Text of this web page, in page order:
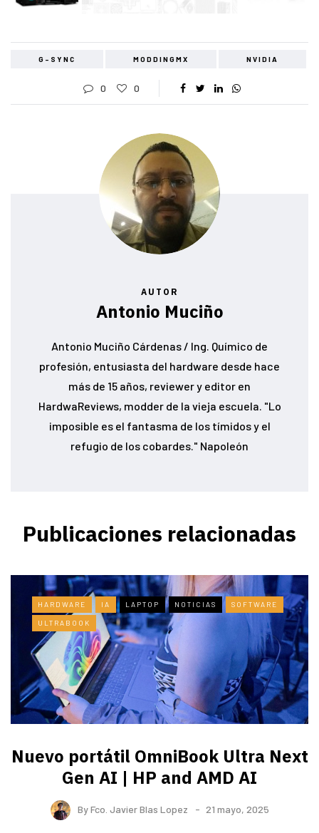
G-SYNC MODDINGMX NVIDIA
0 0
AUTOR
Antonio Muciño
Antonio Muciño Cárdenas / Ing. Químico de
profesión, entusiasta del hardware desde hace
más de 15 años, reviewer y editor en
HardwaReviews, modder de la vieja escuela. "Lo
imposible es el fantasma de los tímidos y el
refugio de los cobardes." Napoleón
Publicaciones relacionadas
HARDWARE IA LAPTOP NOTICIAS SOFTWARE
ULTRABOOK
Nuevo portátil OmniBook Ultra ​Next
Gen AI | HP and AMD AI
ByFco. Javier Blas Lopez 21 mayo, 2025